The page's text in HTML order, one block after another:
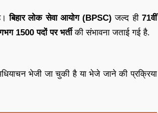
बिहार लोक सेवा आयोग (BPSC) जल्द ही71वीं
1500 पदों पर भर्तीकी संभावना जताई गई है.
भेजी जा चुकी है या भेजे जाने की प्रक्रिया